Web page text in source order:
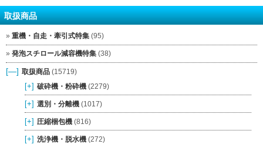
取扱商品
重機・自走・牽引式特集 (95)
発泡スチロール減容機特集 (38)
[—] 取扱商品 (15719)
[+] 破砕機・粉砕機 (2279)
[+] 選別・分離機 (1017)
[+] 圧縮梱包機 (816)
[+] 洗浄機・脱水機 (272)